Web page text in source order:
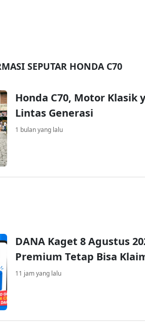
SEPUTAR HONDA C70
Honda C70, Motor Klasik
Lintas Generasi
1 bulan yang lalu
DANA Kaget 8 Agustus
Premium Tetap Bisa
11 jam yang lalu